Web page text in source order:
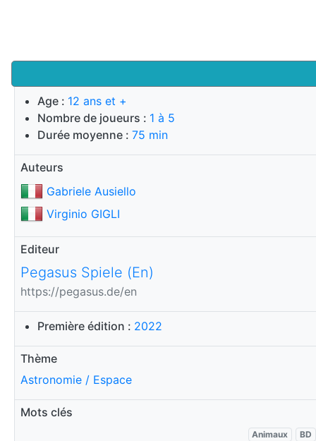
Age : 12 ans et +
Nombre de joueurs : 1 à 5
Durée moyenne : 75 min
Auteurs
Gabriele Ausiello
Virginio GIGLI
Editeur
Pegasus Spiele (En)
https://pegasus.de/en
Première édition : 2022
Thème
Astronomie / Espace
Mots clés
Animaux BD